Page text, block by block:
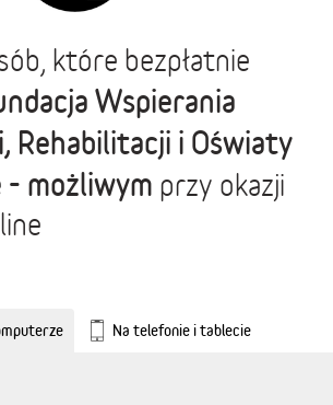
które bezpłatnie
Wspierania
Rehabilitacji i Oświaty
- możliwym przy okazji
Na telefonie i tablecie